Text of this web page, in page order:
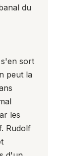
du
s'en sort
peut la
les
Rudolf